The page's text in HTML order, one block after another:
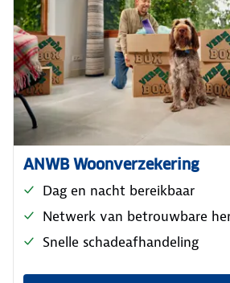
ANWB Woonverzekering
Dag en nacht bereikbaar
Netwerk van betrouwbare
Snelle schadeafhandeling